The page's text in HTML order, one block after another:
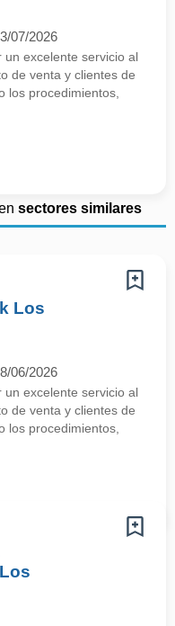
07/2026
un excelente servicio al
de venta y clientes de
los procedimientos,
sectores similares
Los
06/2026
un excelente servicio al
de venta y clientes de
los procedimientos,